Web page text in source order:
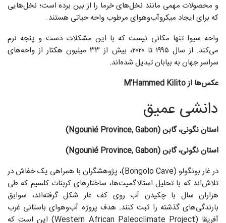
و محصولات مهمی مانند نخل‌های خرما را از بین برده است؛ نخل‌هایی
که برای ایجاد میکروآب‌وهوای مرطوب واحه حیاتی هستند.
واحه سیوا تنها مکانی نیست که با این مشکلات دست و پنجه نرم
می‌کند. از سال ۱۹۹۵ تا ۲۰۲۰، بیش از ۳۳ میلیون هکتار از واحه‌های
سراسر جهان به بیابان تبدیل شده‌اند.
عکس‌ها از M’Hammed Kilito
دانشی عمیق
استان نگونی، گابن (Ngounié Province, Gabon)
استان نگونی، گابن (Ngounié Province, Gabon)
در غار بونگولو (Bongolo Cave)، پژوهشگران با همراهی یک خفاش در
تلاش‌اند که با تحلیل استالاگمیت‌ها، ساختارهای کربنات کلسیم که طی
هزاران سال با چکیدن آب روی کف غار شکل گرفته‌اند، سوابق
بارندگی‌های گذشته را ثبت کنند. هدف پروژه آب‌وهوای باستانی غرب
آفریقا (Western African Paleoclimate Project) این است که